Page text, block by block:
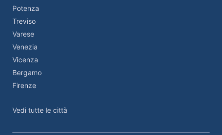
Potenza
Treviso
Varese
Venezia
Vicenza
Bergamo
Firenze
Vedi tutte le città